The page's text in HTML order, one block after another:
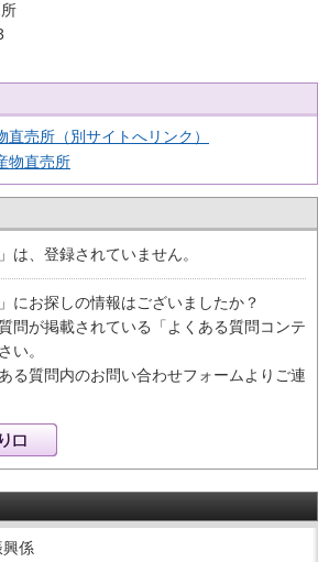
直売所（別サイトへリンク）
物直売所
は、登録されていません。
にお探しの情報はございましたか？
問が掲載されている「よくある質問コンテ
い。
る質問内のお問い合わせフォームよりご連
興係